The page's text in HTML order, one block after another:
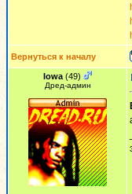
Вернуться к началу
Iowa (49)
Дред-админ